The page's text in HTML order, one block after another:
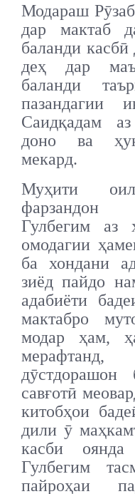
Модараш
дар мактаб
баланди
деҳ дар
баланди
пазандагии
Саидқадам
доно ва
мекард.
Муҳити
фарзандон
Гулбегим аз
омодагии
ба хондани
зиёд пайдо
адабиёти
мактабро
модар ҳам,
савғотӣ
китобҳои
дили ӯ
касби
Гулбегим
пайроҳаи